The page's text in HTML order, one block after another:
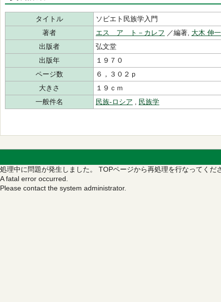
タイトル
ソビエト民族学入門
著者
エス ア ト－カレフ ／編著, 大木 伸一
出版者
弘文堂
出版年
１９７０
ページ数
６，３０２ｐ
大きさ
１９ｃｍ
一般件名
民族‐ロシア 民族学
処理中に問題が発生しました。 TOPページから再処理を行なってくだ
A fatal error occurred.
Please contact the system administrator.